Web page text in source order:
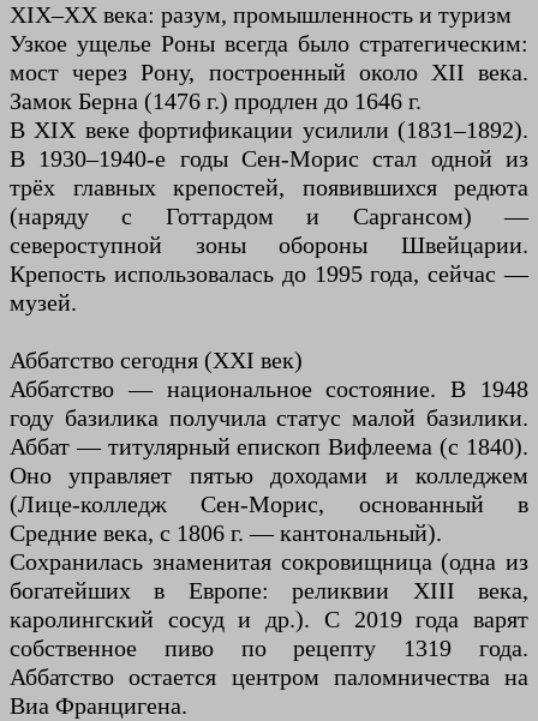
XIX–XX века: разум, промышленность и туризм
Узкое ущелье Роны всегда было стратегическим:
мост через Рону, построенный около XII века.
Замок Берна (1476 г.) продлен до 1646 г.
В XIX веке фортификации усилили (1831–1892).
В 1930–1940-е годы Сен-Морис стал одной из
трёх главных крепостей, появившихся редюта
(наряду с Готтардом и Саргансом) —
североступной зоны обороны Швейцарии.
Крепость использовалась до 1995 года, сейчас —
музей.
Аббатство сегодня (XXI век)
Аббатство — национальное состояние. В 1948
году базилика получила статус малой базилики.
Аббат — титулярный епископ Вифлеема (с 1840).
Оно управляет пятью доходами и колледжем
(Лице-колледж Сен-Морис, основанный в
Средние века, с 1806 г. — кантональный).
Сохранилась знаменитая сокровищница (одна из
богатейших в Европе: реликвии XIII века,
каролингский сосуд и др.). С 2019 года варят
собственное пиво по рецепту 1319 года.
Аббатство остается центром паломничества на
Виа Францигена.